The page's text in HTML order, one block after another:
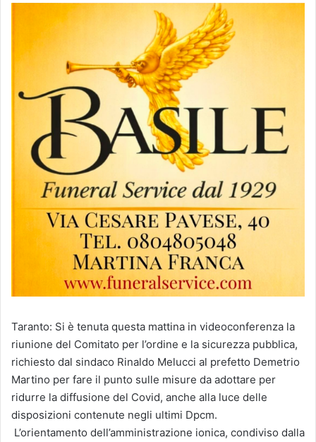
Taranto: Si è tenuta questa mattina in videoconferenza la
riunione del Comitato per l’ordine e la sicurezza pubblica,
richiesto dal sindaco Rinaldo Melucci al prefetto Demetrio
Martino per fare il punto sulle misure da adottare per
ridurre la diffusione del Covid, anche alla luce delle
disposizioni contenute negli ultimi Dpcm.
L’orientamento dell’amministrazione ionica, condiviso dalla